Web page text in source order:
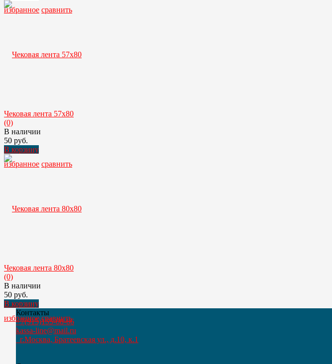
избранное сравнить
избранное сравнить
Чековая лента 57х80
(0)
В наличии
50 руб.
В корзину
избранное сравнить
Чековая лента 80х80
(0)
В наличии
50 руб.
В корзину
Контакты
+7(915)155-08-66
kassa-line@mail.ru
г.Москва, Братеевская ул., д.10, к.1